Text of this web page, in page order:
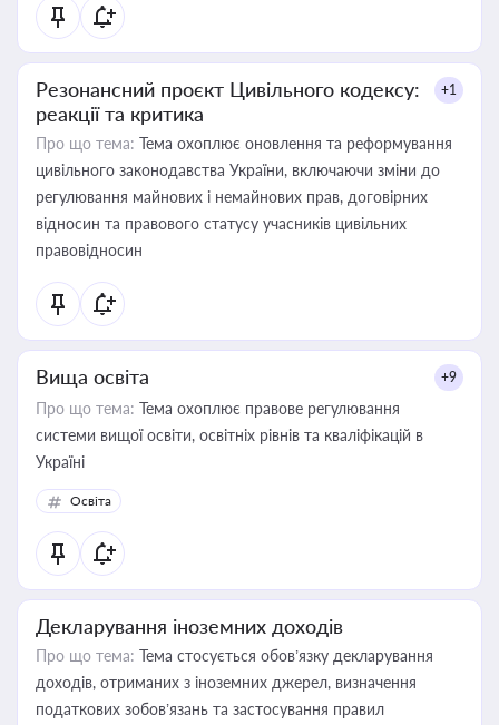
Резонансний проєкт Цивільного кодексу:
реакції та критика
+1
Про що тема: Тема охоплює оновлення та реформування
цивільного законодавства України, включаючи зміни до
регулювання майнових і немайнових прав, договірних
відносин та правового статусу учасників цивільних
правовідносин
Вища освіта +9
Про що тема: Тема охоплює правове регулювання
системи вищої освіти, освітніх рівнів та кваліфікацій в
Україні
Освіта
Декларування іноземних доходів
Про що тема: Тема стосується обов’язку декларування
доходів, отриманих з іноземних джерел, визначення
податкових зобов’язань та застосування правил